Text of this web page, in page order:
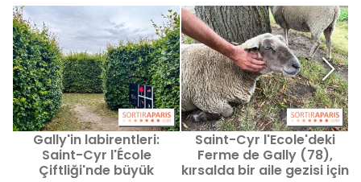
Gally'in labirentleri:
Saint-Cyr l'École
Çiftliği'nde büyük
Saint-Cyr l'Ecole'deki
Ferme de Gally (78),
kırsalda bir aile gezisi için